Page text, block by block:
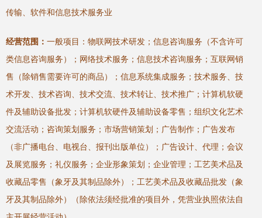
传输、软件和信息技术服务业
经营范围： 一般项目：物联网技术研发；信息咨询服务（不含许可
类信息咨询服务）；网络技术服务；信息技术咨询服务；互联网销
售（除销售需要许可的商品）；信息系统集成服务；技术服务、技
术开发、技术咨询、技术交流、技术转让、技术推广；计算机软硬
件及辅助设备批发；计算机软硬件及辅助设备零售；组织文化艺术
交流活动；咨询策划服务；市场营销策划；广告制作；广告发布
（非广播电台、电视台、报刊出版单位）；广告设计、代理；会议
及展览服务；礼仪服务；企业形象策划；企业管理；工艺美术品及
收藏品零售（象牙及其制品除外）；工艺美术品及收藏品批发（象
牙及其制品除外）（除依法须经批准的项目外，凭营业执照依法自